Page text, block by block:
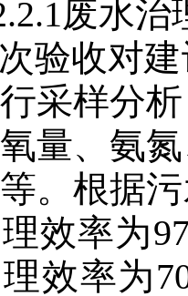
废水治
验收对
采样分
量、氨
。根据
效率为
效率为